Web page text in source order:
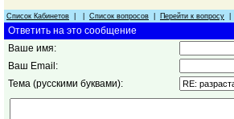
Список Кабинетов
Список вопросов Перейти к вопросу
Ответить на это сообщение
Ваше имя:
Ваш Email:
Тема (русскими буквами):